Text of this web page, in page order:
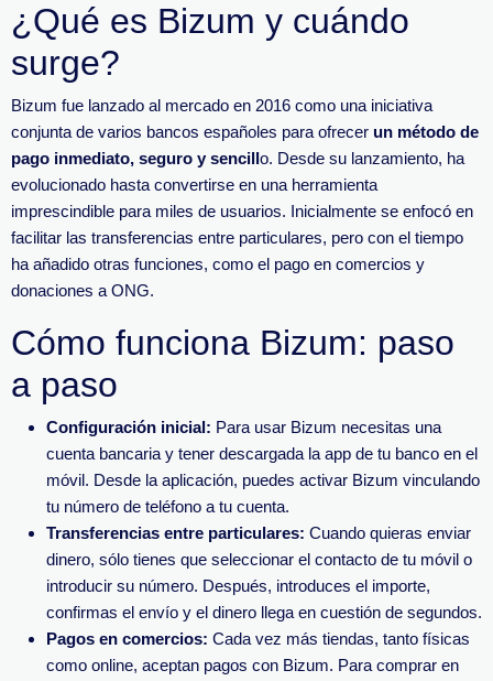
¿Qué es Bizum y cuándo
surge?
Bizum fue lanzado al mercado en 2016 como una iniciativa
conjunta de varios bancos españoles para ofrecer un método de
pago inmediato, seguro y sencillo. Desde su lanzamiento, ha
evolucionado hasta convertirse en una herramienta
imprescindible para miles de usuarios. Inicialmente se enfocó en
facilitar las transferencias entre particulares, pero con el tiempo
ha añadido otras funciones, como el pago en comercios y
donaciones a ONG.
Cómo funciona Bizum: paso
a paso
Configuración inicial: Para usar Bizum necesitas una
cuenta bancaria y tener descargada la app de tu banco en el
móvil. Desde la aplicación, puedes activar Bizum vinculando
tu número de teléfono a tu cuenta.
Transferencias entre particulares: Cuando quieras enviar
dinero, sólo tienes que seleccionar el contacto de tu móvil o
introducir su número. Después, introduces el importe,
confirmas el envío y el dinero llega en cuestión de segundos.
Pagos en comercios: Cada vez más tiendas, tanto físicas
como online, aceptan pagos con Bizum. Para comprar en